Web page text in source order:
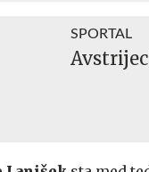
SPORTAL